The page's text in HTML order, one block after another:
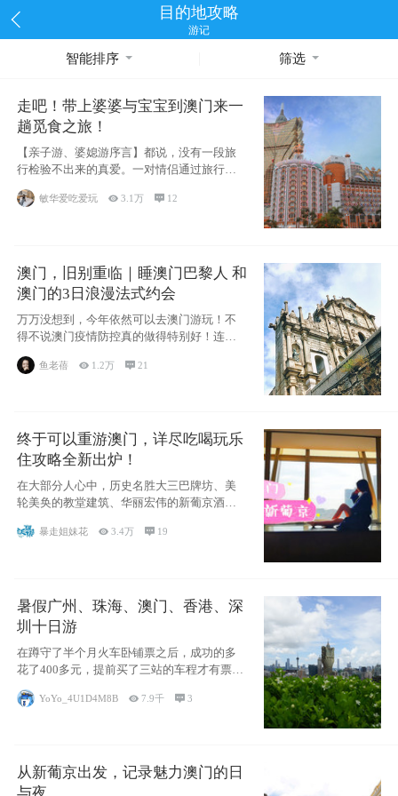
目的地攻略
游记
智能排序 筛选
走吧！带上婆婆与宝宝到澳门来一
趟觅食之旅！
【亲子游、婆媳游序言】都说，没有一段旅
行检验不出来的真爱。一对情侣通过旅行的
相处能够
敏华爱吃爱玩  3.1万  12
澳门，旧别重临｜睡澳门巴黎人 和
澳门的3日浪漫法式约会
万万没想到，今年依然可以去澳门游玩！不
得不说澳门疫情防控真的做得特别好！连续
鱼老蓓  1.2万 21
终于可以重游澳门，详尽吃喝玩乐
住攻略全新出炉！
在大部分人心中，历史名胜大三巴牌坊、美
轮美奂的教堂建筑、华丽宏伟的新葡京酒
暴走姐妹花 3.4万  19
暑假广州、珠海、澳门、香港、深
圳十日游
在蹲守了半个月火车卧铺票之后，成功的多
花了400多元，提前买了三站的车程才有票并
YoYo_4U1D4M8B 7.9千  3
从新葡京出发，记录魅力澳门的日